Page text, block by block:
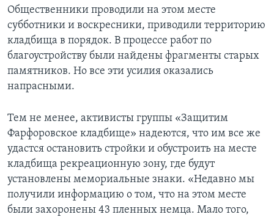
Общественники проводили на этом месте
субботники и воскресники, приводили территорию
кладбища в порядок. В процессе работ по
благоустройству были найдены фрагменты старых
памятников. Но все эти усилия оказались
напрасными.
Тем не менее, активисты группы «Защитим
Фарфоровское кладбище» надеются, что им все же
удастся остановить стройки и обустроить на месте
кладбища рекреационную зону, где будут
установлены мемориальные знаки. «Недавно мы
получили информацию о том, что на этом месте
были захоронены 43 пленных немца. Мало того,